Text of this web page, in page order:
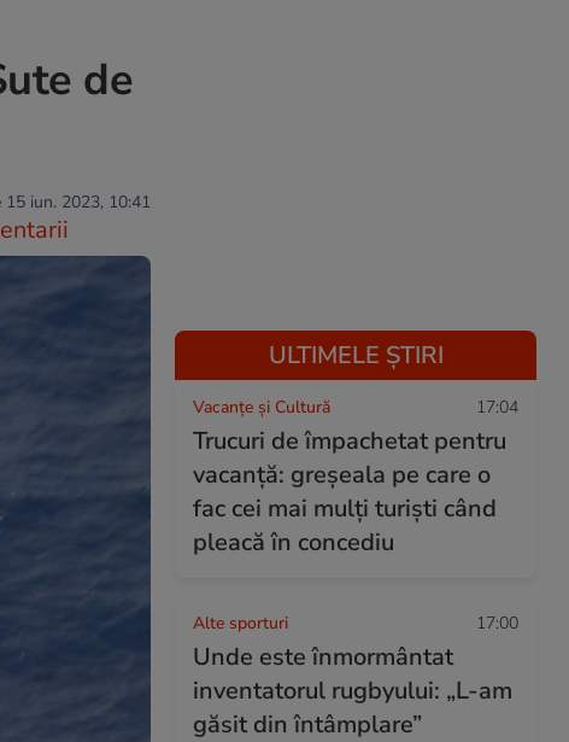
de
iun. 2023, 10:41
ULTIMELE ȘTIRI
Vacanțe și Cultură 17:04
Trucuri de împachetat pentru
vacanță: greșeala pe care o
fac cei mai mulți turiști când
pleacă în concediu
Alte sporturi 17:00
Unde este înmormântat
inventatorul rugbyului: „L-am
găsit din întâmplare”